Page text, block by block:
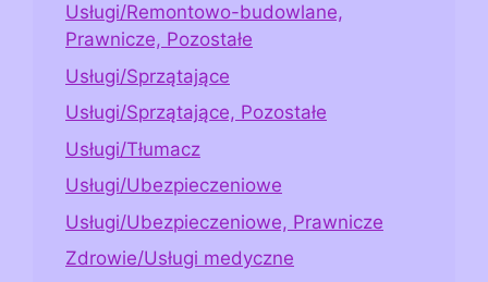
Usługi/Remontowo-budowlane,
Prawnicze, Pozostałe
Usługi/Sprzątające
Usługi/Sprzątające, Pozostałe
Usługi/Tłumacz
Usługi/Ubezpieczeniowe
Usługi/Ubezpieczeniowe, Prawnicze
Zdrowie/Usługi medyczne